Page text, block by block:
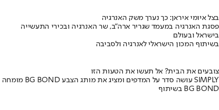
בצל איומי איראן: כך נערך משק האנרגיה
פסגת האנרגיה במעמד שגריר ארה"ב, שר האנרגיה ובכירי התעשייה
בישראל ובעולם
בשיתוף המכון הישראלי לאנרגיה ולסביבה
צובעים את הבית? אל תעשו את הטעות הזו
מומחה BG BOND עושה סדר על המדפים ומציג את מותג הצבע SIMPLY
בשיתוף BG BOND